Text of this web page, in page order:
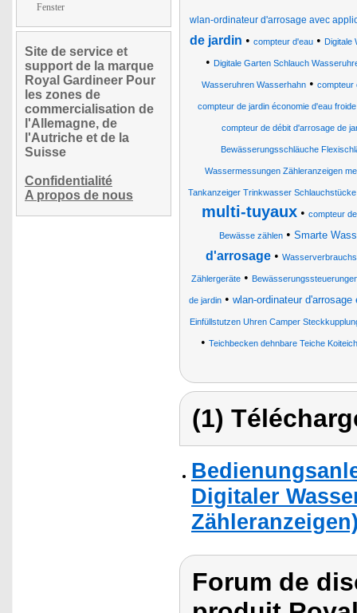
Fenster
Site de service et
support de la marque
Royal Gardineer Pour
les zones de
commercialisation de
l'Allemagne, de
l'Autriche et de la
Suisse
Confidentialité
A propos de nous
wlan-ordinateur d'arrosage avec
de jardin • compteur d'eau• Digitale
• Digitale Garten Schlauch
Wasseruhren Wasserhahn • compteur
compteur de jardin économie d'eau
compteur de débit d'arrosage de
Bewässerungsschläuche
Wassermessungen Zähleranzeigen
Tankanzeiger Trinkwasser Schlauchstücke
multi-tuyaux• compteur
Bewässe zählen• Smarte
d'arrosage •
Zählergeräte•
de jardin • wlan-ordinateur
Einfüllstutzen Uhren Camper
• Teichbecken dehnbare Teiche
(1)
Digitaler
Forum de